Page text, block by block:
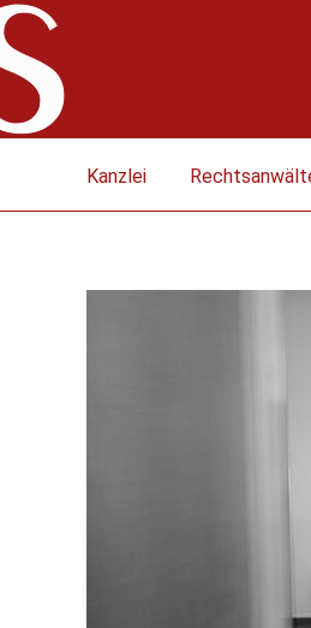
Kanzlei